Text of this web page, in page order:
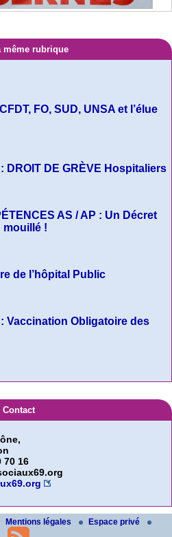
même rubrique
FO, SUD, UNSA et l’élue
DROIT DE GRÈVE Hospitaliers
AS / AP : Un Décret
mouillé !
de l’hôpital Public
Vaccination Obligatoire des
Contact
70 16
Mentions légales Espace privé